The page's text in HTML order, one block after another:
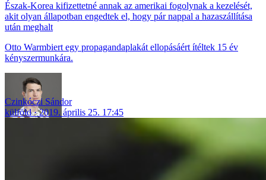
Észak-Korea kifizettetné annak az amerikai fogolynak a kezelését,
akit olyan állapotban engedtek el, hogy pár nappal a hazaszállítása
után meghalt
Otto Warmbiert egy propagandaplakát ellopásáért ítéltek 15 év
kényszermunkára.
Czinkóczi Sándor
külföld
2019. április 25. 17:45